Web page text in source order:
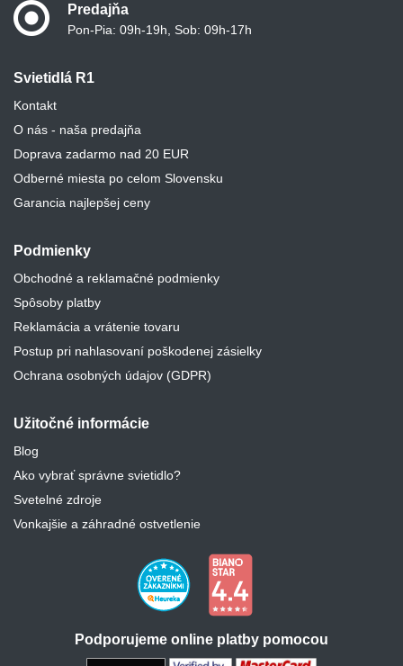
Svietidlá R1
Kontakt
O nás - naša predajňa
Doprava zadarmo nad 20 EUR
Odberné miesta po celom Slovensku
Garancia najlepšej ceny
Podmienky
Obchodné a reklamačné podmienky
Spôsoby platby
Reklamácia a vrátenie tovaru
Postup pri nahlasovaní poškodenej zásielky
Ochrana osobných údajov (GDPR)
Užitočné informácie
Blog
Ako vybrať správne svietidlo?
Svetelné zdroje
Vonkajšie a záhradné ostvetlenie
Predajňa
Pon-Pia: 09h-19h, Sob: 09h-17h
Podporujeme online platby pomocou